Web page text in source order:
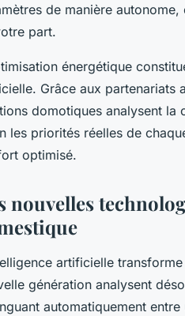
de manière
part.
énergétique
Grâce aux partenariats
domotiques analysent
les priorités réelles de
optimisé.
nouvelles
artificielle
génération analysent
automatiquement